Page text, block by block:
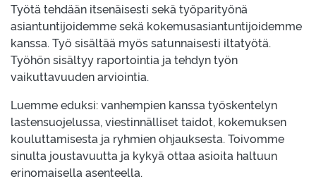
Työtä tehdään itsenäisesti sekä työparityönä
asiantuntijoidemme sekä kokemusasiantuntijoidemme
kanssa. Työ sisältää myös satunnaisesti iltatyötä.
Työhön sisältyy raportointia ja tehdyn työn
vaikuttavuuden arviointia.
Luemme eduksi: vanhempien kanssa työskentelyn
lastensuojelussa, viestinnälliset taidot, kokemuksen
kouluttamisesta ja ryhmien ohjauksesta. Toivomme
sinulta joustavuutta ja kykyä ottaa asioita haltuun
erinomaisella asenteella.